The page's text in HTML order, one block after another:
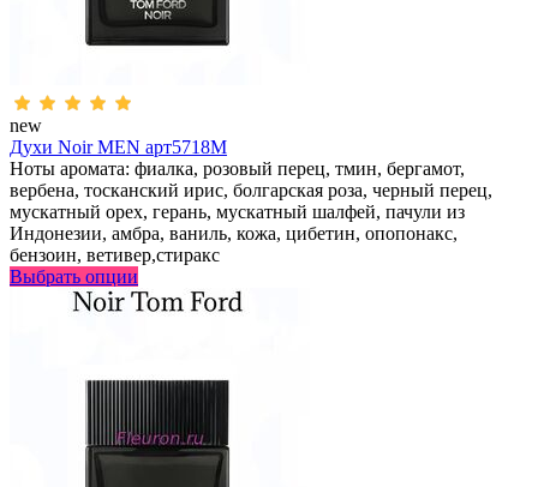
new
Духи Noir MEN арт5718M
Ноты аромата: фиалка, розовый перец, тмин, бергамот,
вербена, тосканский ирис, болгарская роза, черный перец,
мускатный орех, герань, мускатный шалфей, пачули из
Индонезии, амбра, ваниль, кожа, цибетин, опопонакс,
бензоин, ветивер,стиракс
Выбрать опции